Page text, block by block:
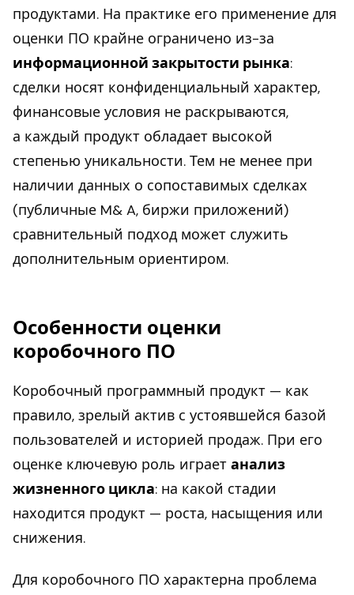
продуктами. На практике его применение для
оценки ПО крайне ограничено из-за
информационной закрытости рынка:
сделки носят конфиденциальный характер,
финансовые условия не раскрываются,
а каждый продукт обладает высокой
степенью уникальности. Тем не менее при
наличии данных о сопоставимых сделках
(публичные M& A, биржи приложений)
сравнительный подход может служить
дополнительным ориентиром.
Особенности оценки
коробочного ПО
Коробочный программный продукт — как
правило, зрелый актив с устоявшейся базой
пользователей и историей продаж. При его
оценке ключевую роль играет анализ
жизненного цикла: на какой стадии
находится продукт — роста, насыщения или
снижения.
Для коробочного ПО характерна проблема